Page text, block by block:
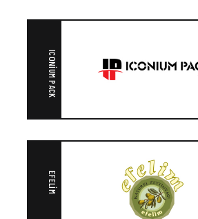
ICONIUM PACK
EFELIM